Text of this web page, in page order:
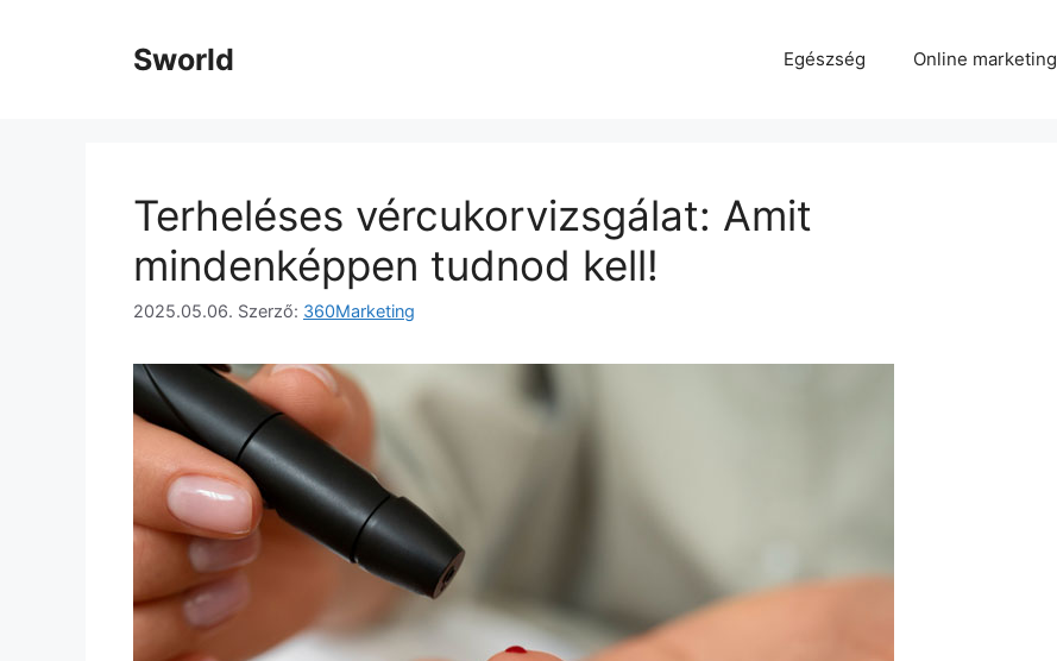
Sworld Egészség Online marketing
Terheléses vércukorvizsgálat: Amit
mindenképpen tudnod kell!
2025.05.06. Szerző: 360Marketing